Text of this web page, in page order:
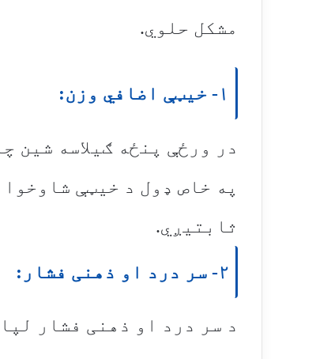
مشکل حلوي.
۱- خیټې اضافي وزن:
در ورځې پنځه ګیلاسه شین
په خاص ډول د خیټې
ثابتیږي.
۲- سر درد او ذهنی فشار:
د سر درد او ذهنی فشار